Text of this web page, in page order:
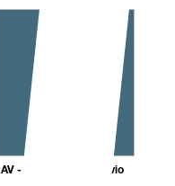
AV - Laccato opaco Avio